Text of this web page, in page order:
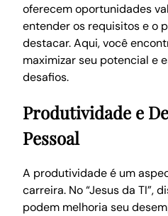
oferecem oportunidades
entender os requisitos e o
destacar. Aqui, você
maximizar seu potencial e
desafios.
Produtividade e
Pessoal
A produtividade é um
carreira. No “Jesus da TI”,
podem melhoria seu